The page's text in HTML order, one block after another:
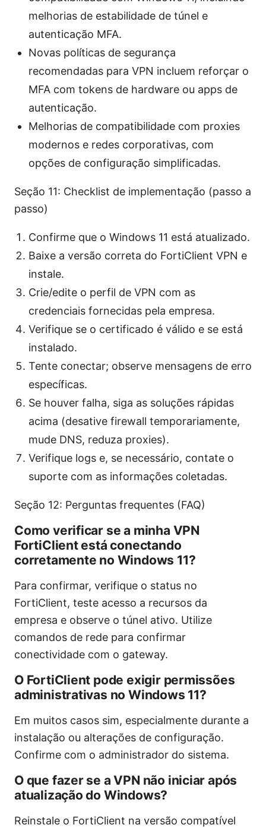
melhorias de estabilidade de túnel e
autenticação MFA.
Novas políticas de segurança
recomendadas para VPN incluem reforçar o
MFA com tokens de hardware ou apps de
autenticação.
Melhorias de compatibilidade com proxies
modernos e redes corporativas, com
opções de configuração simplificadas.
Seção 11: Checklist de implementação (passo a
passo)
Confirme que o Windows 11 está atualizado.
Baixe a versão correta do FortiClient VPN e
instale.
Crie/edite o perfil de VPN com as
credenciais fornecidas pela empresa.
Verifique se o certificado é válido e se está
instalado.
Tente conectar; observe mensagens de erro
específicas.
Se houver falha, siga as soluções rápidas
acima (desative firewall temporariamente,
mude DNS, reduza proxies).
Verifique logs e, se necessário, contate o
suporte com as informações coletadas.
Seção 12: Perguntas frequentes (FAQ)
Como verificar se a minha VPN
FortiClient está conectando
corretamente no Windows 11?
Para confirmar, verifique o status no
FortiClient, teste acesso a recursos da
empresa e observe o túnel ativo. Utilize
comandos de rede para confirmar
conectividade com o gateway.
O FortiClient pode exigir permissões
administrativas no Windows 11?
Em muitos casos sim, especialmente durante a
instalação ou alterações de configuração.
Confirme com o administrador do sistema.
O que fazer se a VPN não iniciar após
atualização do Windows?
Reinstale o FortiClient na versão compatível